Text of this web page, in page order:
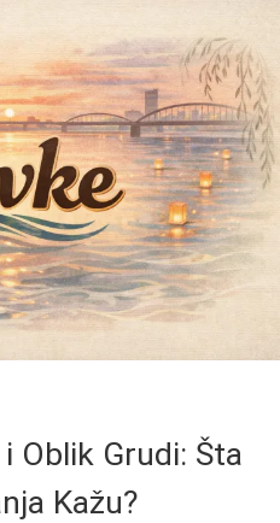
Oblik Grudi: Šta
Kažu?